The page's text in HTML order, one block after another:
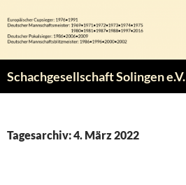
Inhalt
springen
Schachgesellschaft Solingen e.V.
Tagesarchiv: 4. März 2022